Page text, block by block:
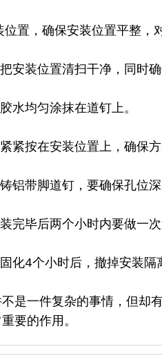
，确保安装位置平整，对
位置清扫干净，同时确
均匀涂抹在道钉上。
在安装位置上，确保方
脚道钉，要确保孔位深度
后两个小时内要做一次
个小时后，撤掉安装隔
一件复杂的事情，但却有
要的作用。